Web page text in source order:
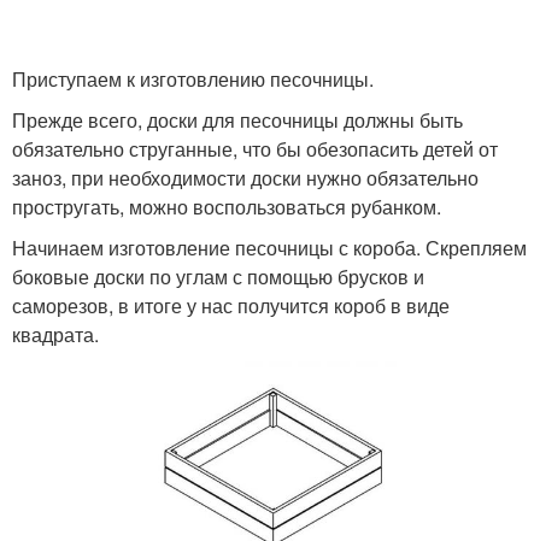
Приступаем к изготовлению песочницы.
Прежде всего, доски для песочницы должны быть
обязательно струганные, что бы обезопасить детей от
заноз, при необходимости доски нужно обязательно
простругать, можно воспользоваться рубанком.
Начинаем изготовление песочницы с короба. Скрепляем
боковые доски по углам с помощью брусков и
саморезов, в итоге у нас получится короб в виде
квадрата.